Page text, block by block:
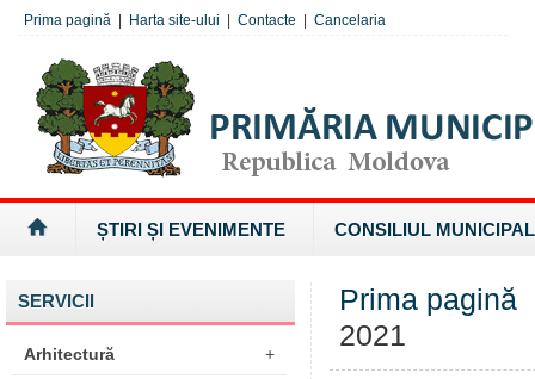
Prima pagină Harta site-ului Contacte Cancelaria
ȘTIRI ȘI EVENIMENTE CONSILIUL MUNICIPAL
SERVICII
Arhitectură +
Prima pagină
2021